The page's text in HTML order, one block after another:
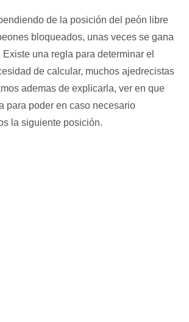
de la posición del peón libre
bloqueados, unas veces se gana
una regla para determinar el
de calcular, muchos ajedrecistas
ademas de explicarla, ver en que
para poder en caso necesario
la siguiente posición.